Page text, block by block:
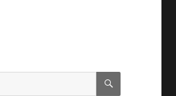
SZUKAJ